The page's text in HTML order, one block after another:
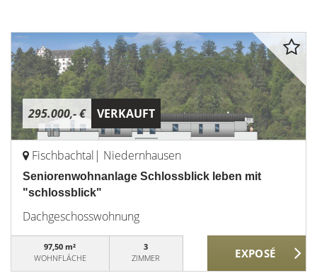
295.000,- € VERKAUFT
Fischbachtal| Niedernhausen
Seniorenwohnanlage Schlossblick leben mit
"schlossblick"
Dachgeschosswohnung
97,50 m²
WOHNFLÄCHE
3
ZIMMER